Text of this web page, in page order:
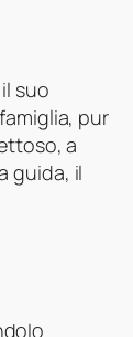
suo
pur
a
guida, il